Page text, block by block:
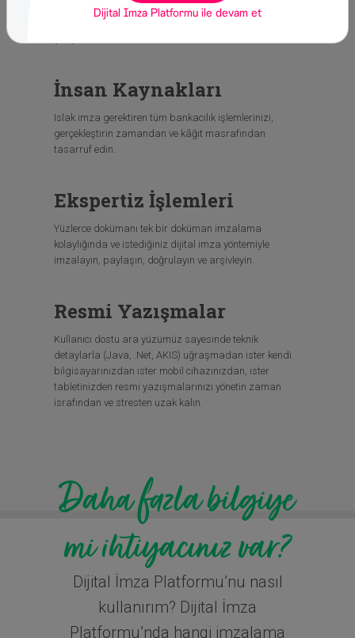
başında beklemeden veya dosyalar arasında evrak
aramak zorunda kalmadan verimli ve etkin bir şekilde
İnsan Kaynakları
Islak imza gerektiren tüm bankacılık işlemlerinizi,
gerçekleştirin zamandan ve kâğıt masrafından
tasarruf edin.
Ekspertiz İşlemleri
Yüzlerce dokümanı tek bir doküman imzalama
kolaylığında ve istediğiniz dijital imza yöntemiyle
imzalayın, paylaşın, doğrulayın ve arşivleyin.
Resmi Yazışmalar
Kullanıcı dostu ara yüzümüz sayesinde teknik
detaylarla (Java, .Net, AKIS) uğraşmadan ister kendi
bilgisayarınızdan ister mobil cihazınızdan, ister
tabletinizden resmi yazışmalarınızı yönetin zaman
israfından ve stresten uzak kalın.
Dijital İmza Platformu’nu nasıl
kullanırım? Dijital İmza
Platformu’nda hangi imzalama
Dijital İmza Platformu ile devam et